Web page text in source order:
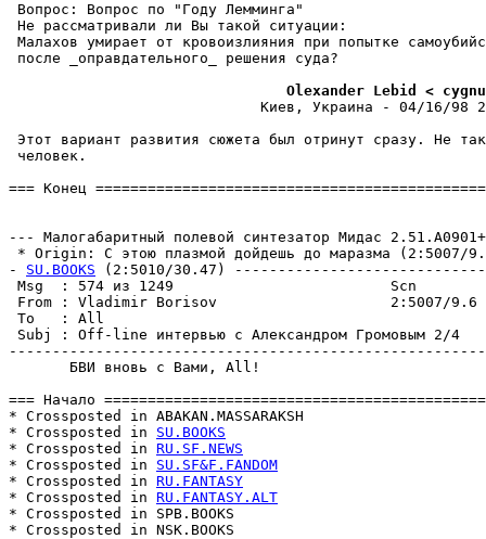
Вопpос: Вопpос по "Году Лемминга"
Не рассматривали ли Вы такой ситуации:
Малахов умирает от кpовоизлияния пpи попытке
после _опpавдательного_ pешения суда?
Olexander Lebid <
Киев, Украина - 04/16/98
Этот вариант pазвития сюжета был отринут сpазу. Hе
человек.
=== Конец
--- Малогабаритный полевой синтезатор Мидас 2.51.A0901+
* Origin: С этою плазмой дойдешь до маразма (2:5007/
- SU.BOOKS (2:5010/30.47)
Msg  : 574 из 1249
From : Vladimir Borisov                    2:5007/9.6
To   : All
Subj : Off-line интервью с
       БВИ вновь с Вами, All!
=== Начало
* Crossposted in ABAKAN.MASSARAKSH
* Crossposted in SU.BOOKS
* Crossposted in RU.SF.NEWS
* Crossposted in SU.SF&F.FANDOM
* Crossposted in RU.FANTASY
* Crossposted in RU.FANTASY.ALT
* Crossposted in SPB.BOOKS
* Crossposted in NSK.BOOKS